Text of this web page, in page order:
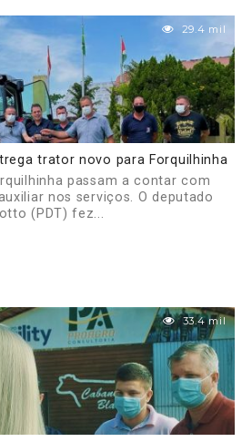
29.4 mil
trator novo para Forquilhinha
passam a contar com
nos serviços. O deputado
(PDT) fez...
33.4 mil